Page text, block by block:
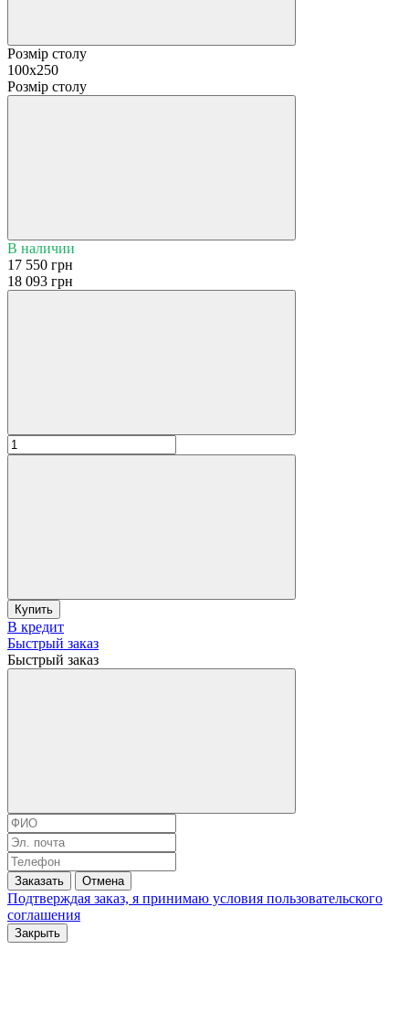
Розмір столу
100х250
Розмір столу
В наличии
17 550 грн
18 093 грн
Купить
В кредит
Быстрый заказ
Быстрый заказ
Заказать Отмена
Подтверждая заказ, я принимаю условия пользовательского
соглашения
Закрыть